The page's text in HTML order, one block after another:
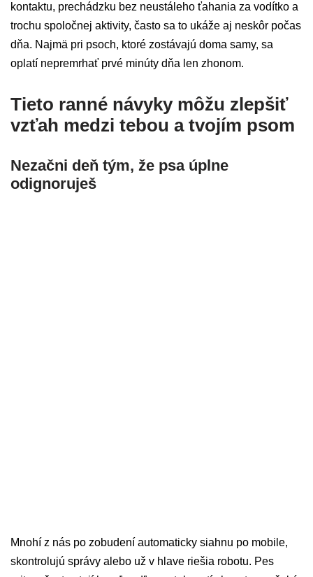
kontaktu, prechádzku bez neustáleho ťahania za vodítko a
trochu spoločnej aktivity, často sa to ukáže aj neskôr počas
dňa. Najmä pri psoch, ktoré zostávajú doma samy, sa
oplatí nepremrhať prvé minúty dňa len zhonom.
Tieto ranné návyky môžu zlepšiť
vzťah medzi tebou a tvojím psom
Nezačni deň tým, že psa úplne
odignoruješ
Mnohí z nás po zobudení automaticky siahnu po mobile,
skontrolujú správy alebo už v hlave riešia robotu. Pes